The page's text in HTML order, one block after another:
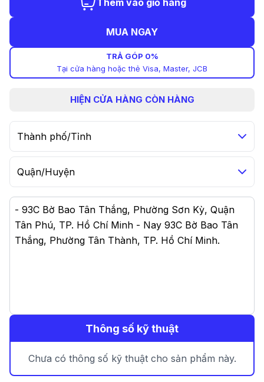
Thêm vào giỏ hàng
MUA NGAY
TRẢ GÓP 0%
Tại cửa hàng hoặc thẻ Visa, Master, JCB
HIỆN CỬA HÀNG CÒN HÀNG
Thành phố/Tỉnh
Quận/Huyện
- 93C Bờ Bao Tân Thắng, Phường Sơn Kỳ, Quận
Tân Phú, TP. Hồ Chí Minh - Nay 93C Bờ Bao Tân
Thắng, Phường Tân Thành, TP. Hồ Chí Minh.
Thông số kỹ thuật
Chưa có thông số kỹ thuật cho sản phẩm này.